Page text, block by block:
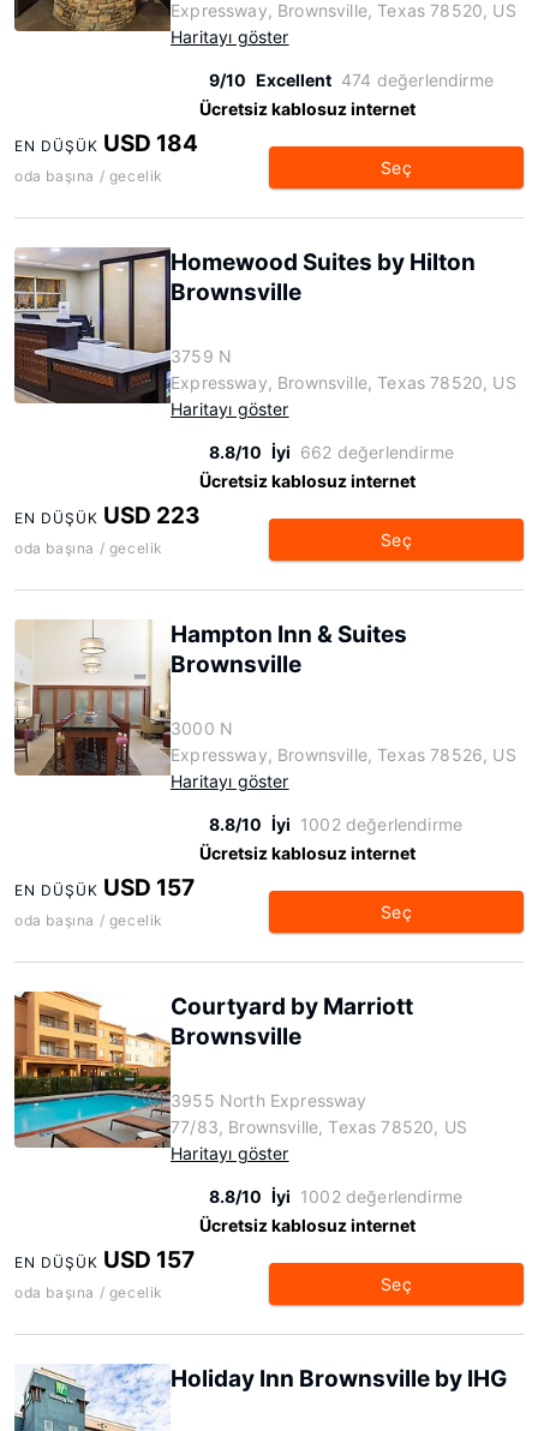
Expressway, Brownsville, Texas 78520, US
Haritayı göster
9/10 Excellent 474 değerlendirme
Ücretsiz kablosuz internet
EN DÜŞÜK USD 184
oda başına / gecelik Seç
Homewood Suites by Hilton
Brownsville
3759 N
Expressway, Brownsville, Texas 78520, US
Haritayı göster
8.8/10 İyi 662 değerlendirme
Ücretsiz kablosuz internet
EN DÜŞÜK USD 223
oda başına / gecelik Seç
Hampton Inn & Suites
Brownsville
3000 N
Expressway, Brownsville, Texas 78526, US
Haritayı göster
8.8/10 İyi 1002 değerlendirme
Ücretsiz kablosuz internet
EN DÜŞÜK USD 157
oda başına / gecelik Seç
Courtyard by Marriott
Brownsville
3955 North Expressway
77/83, Brownsville, Texas 78520, US
Haritayı göster
8.8/10 İyi 1002 değerlendirme
Ücretsiz kablosuz internet
EN DÜŞÜK USD 157
oda başına / gecelik Seç
Holiday Inn Brownsville by IHG